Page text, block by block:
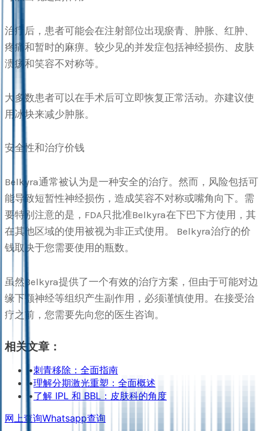
治疗后，患者可能会在注射部位出现瘀青、肿胀、红肿、
疼痛和暂时的麻痹。较少见的并发症包括神经损伤、皮肤
溃疡和笑容不对称等。
大多数患者可以在手术后可立即恢复正常活动。亦建议使
用冰块来减少肿胀。
安全性和治疗价钱
Belkyra通常被认为是一种安全的治疗。然而，风险包括可
能导致短暂性神经损伤，造成笑容不对称或嘴角向下。需
要特别注意的是，FDA只批准Belkyra在下巴下方使用，其
在其他区域的使用被视为非正式使用。 Belkyra治疗的价
钱取决于您需要使用的瓶数。
虽然Belkyra提供了一个有效的治疗方案，但由于可能对边
缘下颚神经等组织产生副作用，必须谨慎使用。在接受治
疗之前，您需要先向您的医生咨询。
相关文章：
•刺青移除：全面指南
•理解分期激光重塑：全面概述
•了解 IPL 和 BBL：皮肤科的角度
网上查询Whatsapp查询